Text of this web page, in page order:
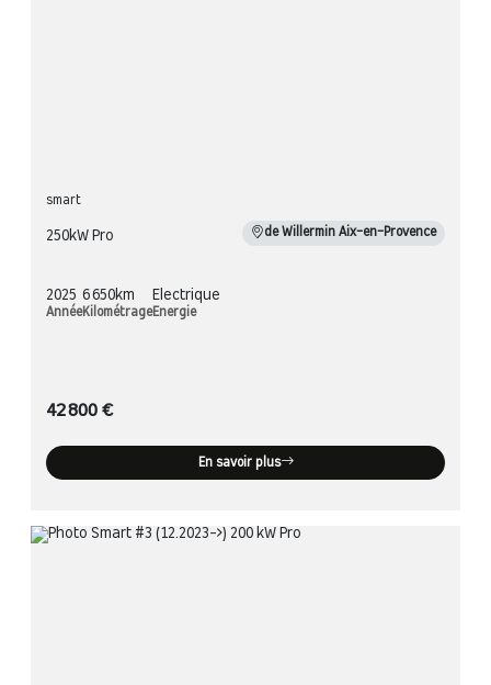
smart
250kW Pro de Willermin Aix-en-Provence
2025
Année
6 650km
Kilométrage
Electrique
Energie
42 800 €
En savoir plus